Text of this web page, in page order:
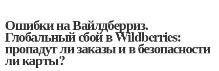
Ошибки на Вайлдберриз.
Глобальный сбой в Wildberries:
пропадут ли заказы и в безопасности
ли карты?